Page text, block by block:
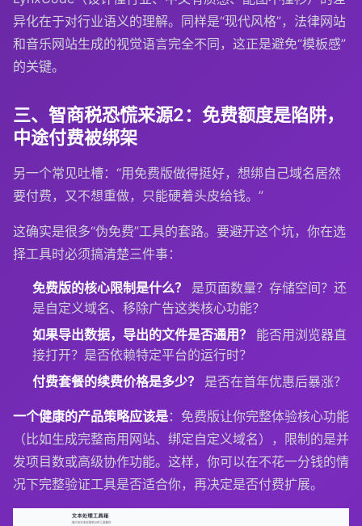
异化在于对行业语义的理解。同样是“现代风格”，法律网站
和音乐网站生成的视觉语言完全不同，这正是避免“模板感”
的关键。
三、智商税恐慌来源2：免费额度是陷阱，
中途付费被绑架
另一个常见吐槽：“用免费版做得挺好，想绑自己域名居然
要付费，又不想重做，只能硬着头皮给钱。”
这确实是很多“伪免费”工具的套路。要避开这个坑，你在选
择工具时必须搞清楚三件事：
免费版的核心限制是什么？
是页面数量？存储空间？还
是自定义域名、移除广告这类核心功能？
如果导出数据，导出的文件是否通用？
能否用浏览器直
接打开？是否依赖特定平台的运行时？
付费套餐的续费价格是多少？
是否在首年优惠后暴涨？
一个健康的产品策略应该是：免费版让你完整体验核心功能
（比如生成完整商用网站、绑定自定义域名），限制的是并
发项目数或高级协作功能。这样，你可以在不花一分钱的情
况下完整验证工具是否适合你，再决定是否付费扩展。